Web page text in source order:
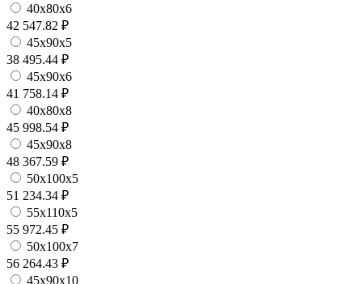
40х80х6
42 547.82 ₽
45х90х5
38 495.44 ₽
45х90х6
41 758.14 ₽
40х80х8
45 998.54 ₽
45х90х8
48 367.59 ₽
50х100х5
51 234.34 ₽
55х110х5
55 972.45 ₽
50х100х7
56 264.43 ₽
45х90х10